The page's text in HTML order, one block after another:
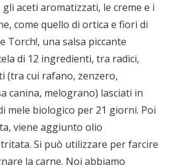
aceti aromatizzati, le creme e i
come quello di ortica e fiori di
Torch!, una salsa piccante
di 12 ingredienti, tra radici,
(tra cui rafano, zenzero,
canina, melograno) lasciati in
mele biologico per 21 giorni. Poi
viene aggiunto olio
Si può utilizzare per farcire
la carne. Noi abbiamo